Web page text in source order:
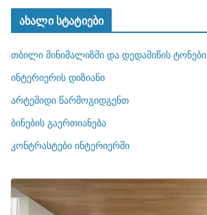
ტ
ო
რ
ბ
ი
ახალი სტატიები
თბილი მინიმალიზმი და დედამიწის ტონები
ინტერიერის დიზიანი
არტემიდი წარმოგიდგენთ
ბინების გაერთიანება
კონტრასტები ინტერიერში